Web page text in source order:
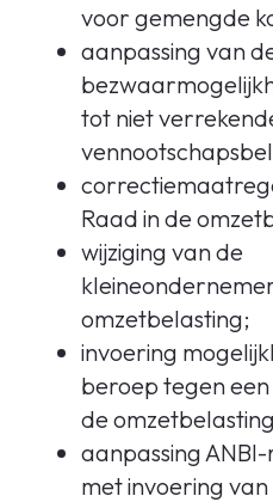
voor gemengde
aanpassing van
tot niet
Raad in de
wijziging van de
omzetbelasting;
invoering
beroep tegen
de
aanpassing
met invoering